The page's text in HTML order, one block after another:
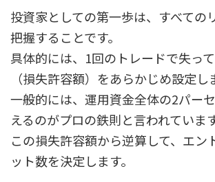
投資家としての第一歩は、すべての
把握することです。
具体的には、1回のトレードで失っ
（損失許容額）をあらかじめ設定し
一般的には、運用資金全体の2パー
えるのがプロの鉄則と言われています
この損失許容額から逆算して、エン
ット数を決定します。